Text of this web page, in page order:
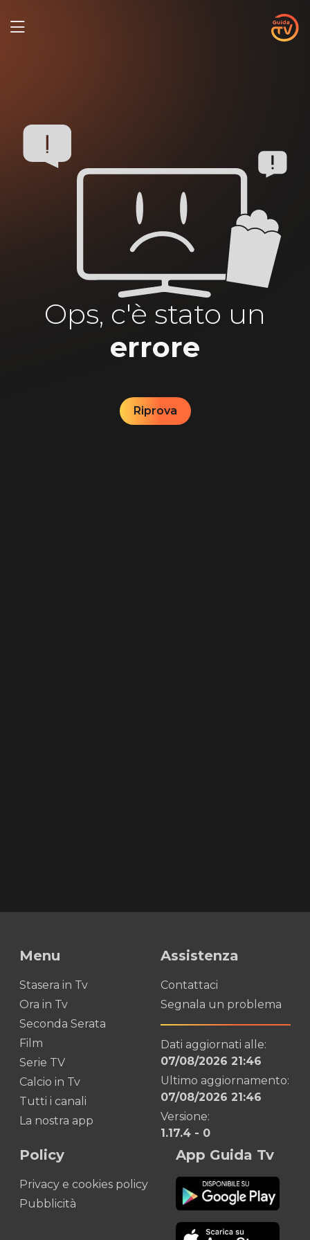
Ops, c'è stato un
errore
Riprova
Menu
Stasera in Tv
Ora in Tv
Seconda Serata
Film
Serie TV
Calcio in Tv
Tutti i canali
La nostra app
Assistenza
Contattaci
Segnala un problema
Dati aggiornati alle:
07/08/2026 21:46
Ultimo aggiornamento:
07/08/2026 21:46
Versione:
1.17.4 - 0
Policy
Privacy e cookies policy
Pubblicità
App Guida Tv